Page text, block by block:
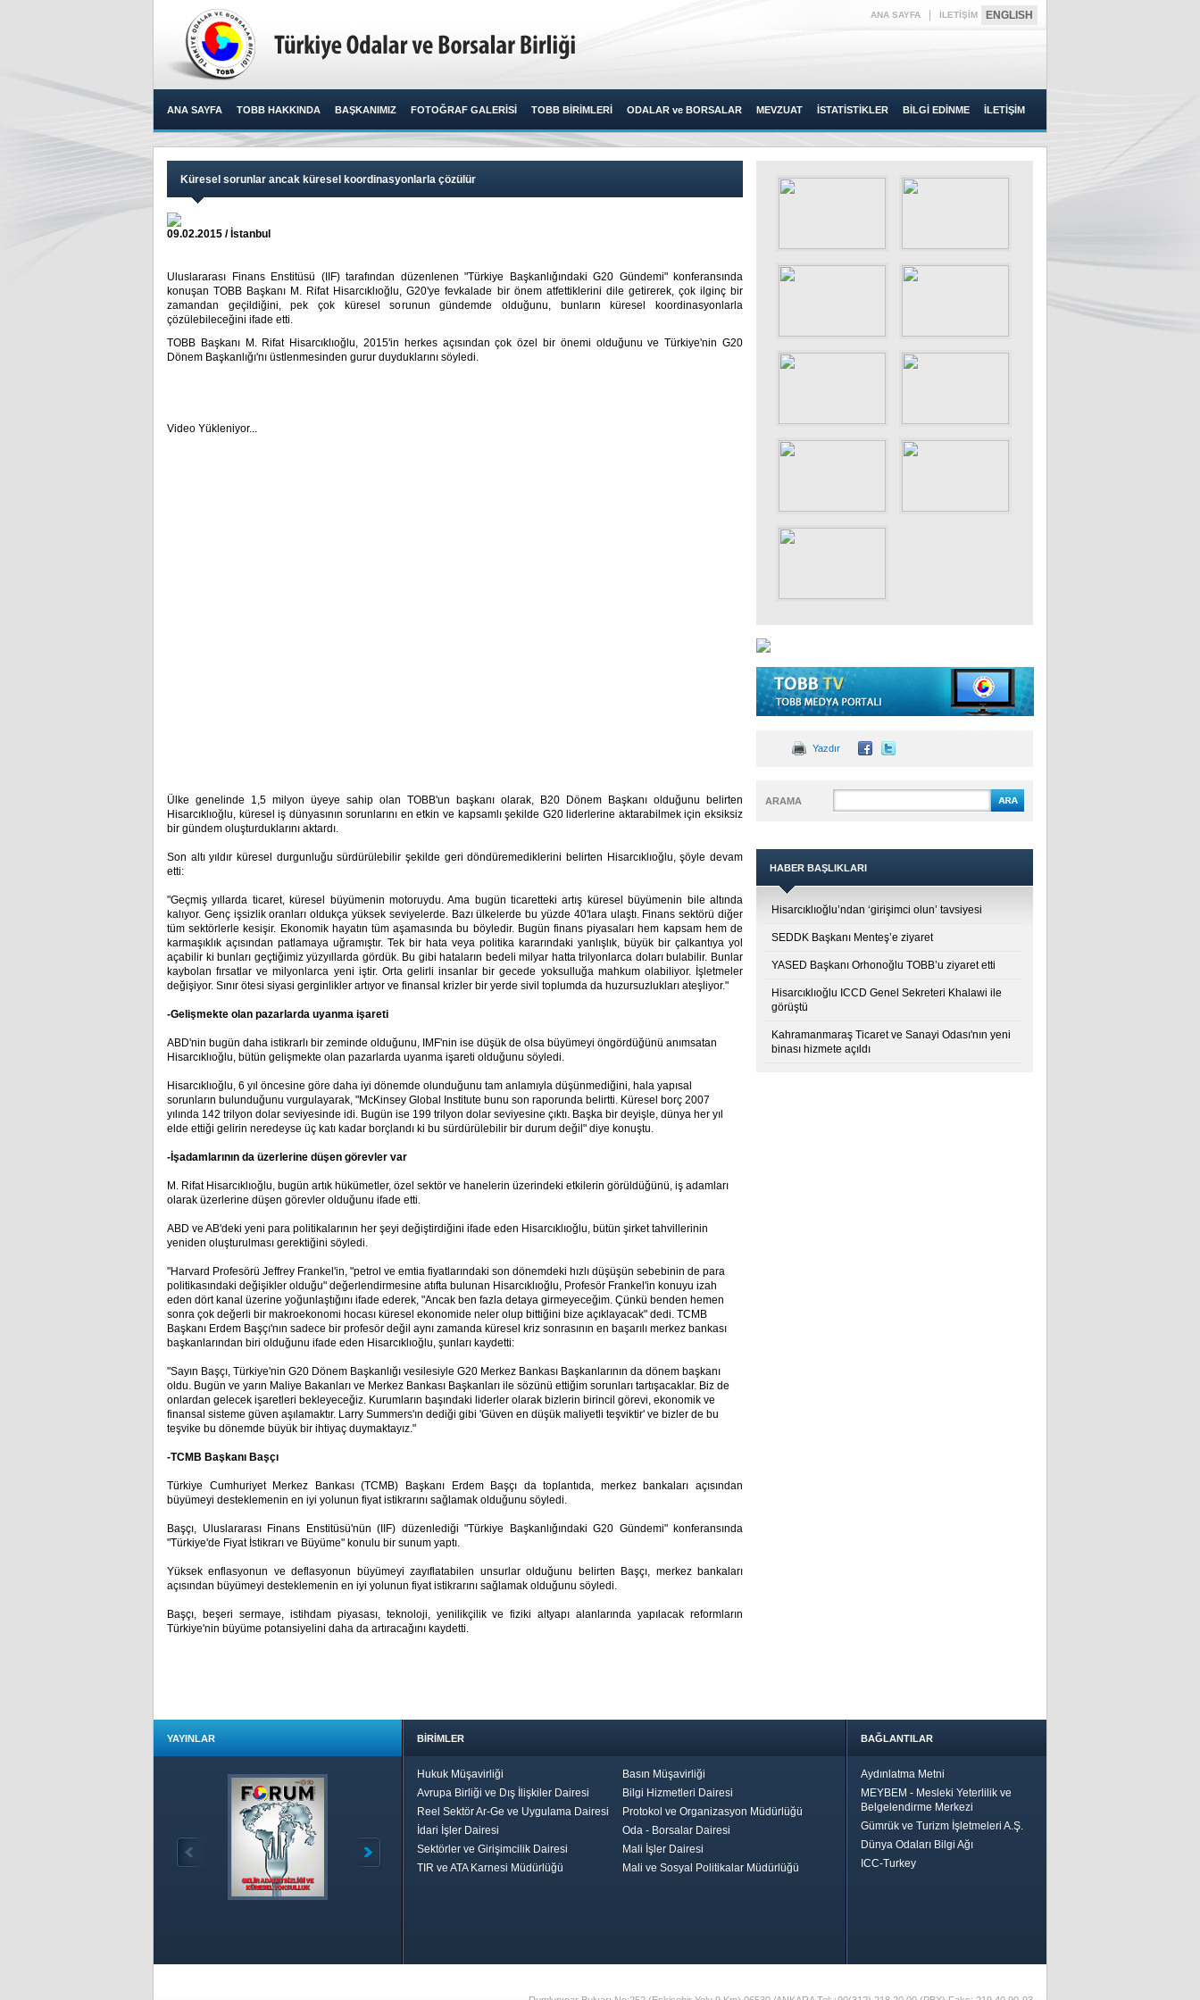
ANA SAYFA İLETİŞİM ENGLISH
ANA SAYFA TOBB HAKKINDA BAŞKANIMIZ FOTOĞRAF GALERİSİ TOBB BİRİMLERİ ODALAR ve BORSALAR MEVZUAT İSTATİSTİKLER BİLGİ EDİNME İLETİŞİM
Küresel sorunlar ancak küresel koordinasyonlarla çözülür
09.02.2015 / İstanbul
Uluslararası Finans Enstitüsü (IIF) tarafından düzenlenen "Türkiye Başkanlığındaki G20 Gündemi" konferansında
konuşan TOBB Başkanı M. Rifat Hisarcıklıoğlu, G20'ye fevkalade bir önem atfettiklerini dile getirerek, çok ilginç bir
zamandan geçildiğini, pek çok küresel sorunun gündemde olduğunu, bunların küresel koordinasyonlarla
çözülebileceğini ifade etti.​
TOBB Başkanı M. Rifat Hisarcıklıoğlu, 2015'in herkes açısından çok özel bir önemi olduğunu ve Türkiye'nin G20
Dönem Başkanlığı'nı üstlenmesinden gurur duyduklarını söyledi.
Video Yükleniyor...
Ülke genelinde 1,5 milyon üyeye sahip olan TOBB'un başkanı olarak, B20 Dönem Başkanı olduğunu belirten
Hisarcıklıoğlu, küresel iş dünyasının sorunlarını en etkin ve kapsamlı şekilde G20 liderlerine aktarabilmek için eksiksiz
bir gündem oluşturduklarını aktardı.
Son altı yıldır küresel durgunluğu sürdürülebilir şekilde geri döndüremediklerini belirten Hisarcıklıoğlu, şöyle devam
etti:
"Geçmiş yıllarda ticaret, küresel büyümenin motoruydu. Ama bugün ticaretteki artış küresel büyümenin bile altında
kalıyor. Genç işsizlik oranları oldukça yüksek seviyelerde. Bazı ülkelerde bu yüzde 40'lara ulaştı. Finans sektörü diğer
tüm sektörlerle kesişir. Ekonomik hayatın tüm aşamasında bu böyledir. Bugün finans piyasaları hem kapsam hem de
karmaşıklık açısından patlamaya uğramıştır. Tek bir hata veya politika kararındaki yanlışlık, büyük bir çalkantıya yol
açabilir ki bunları geçtiğimiz yüzyıllarda gördük. Bu gibi hataların bedeli milyar hatta trilyonlarca doları bulabilir. Bunlar
kaybolan fırsatlar ve milyonlarca yeni iştir. Orta gelirli insanlar bir gecede yoksulluğa mahkum olabiliyor. İşletmeler
değişiyor. Sınır ötesi siyasi gerginlikler artıyor ve finansal krizler bir yerde sivil toplumda da huzursuzlukları ateşliyor."
-Gelişmekte olan pazarlarda uyanma işareti
ABD'nin bugün daha istikrarlı bir zeminde olduğunu, IMF'nin ise düşük de olsa büyümeyi öngördüğünü anımsatan
Hisarcıklıoğlu, bütün gelişmekte olan pazarlarda uyanma işareti olduğunu söyledi.
Hisarcıklıoğlu, 6 yıl öncesine göre daha iyi dönemde olunduğunu tam anlamıyla düşünmediğini, hala yapısal
sorunların bulunduğunu vurgulayarak, "McKinsey Global Institute bunu son raporunda belirtti. Küresel borç 2007
yılında 142 trilyon dolar seviyesinde idi. Bugün ise 199 trilyon dolar seviyesine çıktı. Başka bir deyişle, dünya her yıl
elde ettiği gelirin neredeyse üç katı kadar borçlandı ki bu sürdürülebilir bir durum değil" diye konuştu.
-İşadamlarının da üzerlerine düşen görevler var
M. Rifat Hisarcıklıoğlu, bugün artık hükümetler, özel sektör ve hanelerin üzerindeki etkilerin görüldüğünü, iş adamları
olarak üzerlerine düşen görevler olduğunu ifade etti.
ABD ve AB'deki yeni para politikalarının her şeyi değiştirdiğini ifade eden Hisarcıklıoğlu, bütün şirket tahvillerinin
yeniden oluşturulması gerektiğini söyledi.
"Harvard Profesörü Jeffrey Frankel'in, "petrol ve emtia fiyatlarındaki son dönemdeki hızlı düşüşün sebebinin de para
politikasındaki değişikler olduğu" değerlendirmesine atıfta bulunan Hisarcıklıoğlu, Profesör Frankel'in konuyu izah
eden dört kanal üzerine yoğunlaştığını ifade ederek, "Ancak ben fazla detaya girmeyeceğim. Çünkü benden hemen
sonra çok değerli bir makroekonomi hocası küresel ekonomide neler olup bittiğini bize açıklayacak" dedi. TCMB
Başkanı Erdem Başçı'nın sadece bir profesör değil aynı zamanda küresel kriz sonrasının en başarılı merkez bankası
başkanlarından biri olduğunu ifade eden Hisarcıklıoğlu, şunları kaydetti:
"Sayın Başçı, Türkiye'nin G20 Dönem Başkanlığı vesilesiyle G20 Merkez Bankası Başkanlarının da dönem başkanı
oldu. Bugün ve yarın Maliye Bakanları ve Merkez Bankası Başkanları ile sözünü ettiğim sorunları tartışacaklar. Biz de
onlardan gelecek işaretleri bekleyeceğiz. Kurumların başındaki liderler olarak bizlerin birincil görevi, ekonomik ve
finansal sisteme güven aşılamaktır. Larry Summers'ın dediği gibi 'Güven en düşük maliyetli teşviktir' ve bizler de bu
teşvike bu dönemde büyük bir ihtiyaç duymaktayız."
-TCMB Başkanı Başçı
Türkiye Cumhuriyet Merkez Bankası (TCMB) Başkanı Erdem Başçı da toplantıda, merkez bankaları açısından
büyümeyi desteklemenin en iyi yolunun fiyat istikrarını sağlamak olduğunu söyledi.
Başçı, Uluslararası Finans Enstitüsü'nün (IIF) düzenlediği "Türkiye Başkanlığındaki G20 Gündemi" konferansında
"Türkiye'de Fiyat İstikrarı ve Büyüme" konulu bir sunum yaptı.
Yüksek enflasyonun ve deflasyonun büyümeyi zayıflatabilen unsurlar olduğunu belirten Başçı, merkez bankaları
açısından büyümeyi desteklemenin en iyi yolunun fiyat istikrarını sağlamak olduğunu söyledi.
Başçı, beşeri sermaye, istihdam piyasası, teknoloji, yenilikçilik ve fiziki altyapı alanlarında yapılacak reformların
Türkiye'nin büyüme potansiyelini daha da artıracağını kaydetti.
Yazdır
ARAMA
HABER BAŞLIKLARI
Hisarcıklıoğlu’ndan ‘girişimci olun’ tavsiyesi
SEDDK Başkanı Menteş’e ziyaret
YASED Başkanı Orhonoğlu TOBB’u ziyaret etti
Hisarcıklıoğlu ICCD Genel Sekreteri Khalawi ile
görüştü
Kahramanmaraş Ticaret ve Sanayi Odası'nın yeni
binası hizmete açıldı
YAYINLAR
Görüş ve Öneriler-
BİRİMLER
Hukuk Müşavirliği
Basın Müşavirliği
Avrupa Birliği ve Dış İlişkiler Dairesi
Bilgi Hizmetleri Dairesi
Reel Sektör Ar-Ge ve Uygulama Dairesi
Protokol ve Organizasyon Müdürlüğü
İdari İşler Dairesi
Oda - Borsalar Dairesi
Sektörler ve Girişimcilik Dairesi
Mali İşler Dairesi
TIR ve ATA Karnesi Müdürlüğü
Mali ve Sosyal Politikalar Müdürlüğü
BAĞLANTILAR
Aydınlatma Metni
MEYBEM - Mesleki Yeterlilik ve
Belgelendirme Merkezi
Gümrük ve Turizm İşletmeleri A.Ş.
Dünya Odaları Bilgi Ağı
ICC-Turkey